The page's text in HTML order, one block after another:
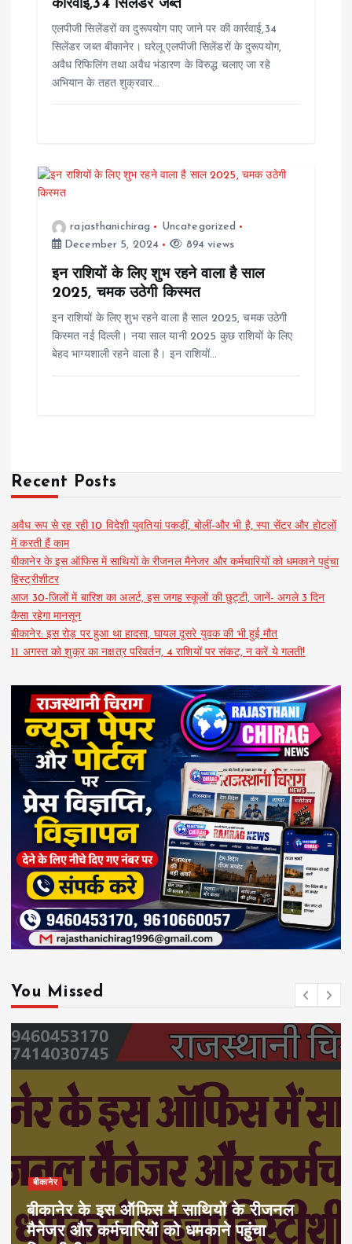
n
कार्रवाई,34 सिलेंडर जब्त
एलपीजी सिलेंडरों का दुरूपयोग पाए जाने पर की कार्रवाई,34
सिलेंडर जब्त बीकानेर। घरेलू एलपीजी सिलेंडरों के दुरूपयोग,
अवैध रिफिलिंग तथा अवैध भंडारण के विरुद्ध चलाए जा रहे
अभियान के तहत शुक्रवार…
rajasthanichirag
Uncategorized
December 5, 2024
894 views
इन राशियों के लिए शुभ रहने वाला है साल
2025, चमक उठेगी किस्मत
इन राशियों के लिए शुभ रहने वाला है साल 2025, चमक उठेगी
किस्मत नई दिल्ली। नया साल यानी 2025 कुछ राशियों के लिए
बेहद भाग्यशाली रहने वाला है। इन राशियों…
Recent Posts
अवैध रूप से रह रही 10 विदेशी युवतियां पकड़ीं, बोलीं-और भी है, स्पा सेंटर और होटलों
में करती हैं काम
बीकानेर के इस ऑफिस में साथियों के रीजनल मैनेजर और कर्मचारियों को धमकाने पहुंचा
हिस्ट्रीशीटर
आज 30-जिलों में बारिश का अलर्ट, इस जगह स्कूलों की छुट्टी, जानें- अगले 3 दिन
कैसा रहेगा मानसून
बीकानेर: इस रोड़ पर हुआ था हादसा, घायल दूसरे युवक की भी हुई मौत
11 अगस्त को शुक्र का नक्षत्र परिवर्तन, 4 राशियों पर संकट, न करें ये गलती!
You Missed
बीकानेर
बीकानेर के इस ऑफिस में साथियों के रीजनल
मैनेजर और कर्मचारियों को धमकाने पहुंचा